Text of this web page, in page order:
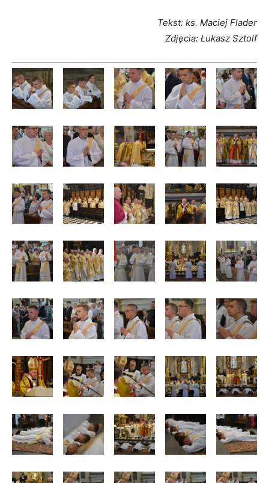
Tekst: ks. Maciej Flader
Zdjęcia: Łukasz Sztolf